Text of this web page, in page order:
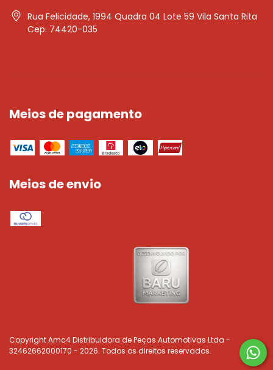
Rua Felicidade, 1994 Quadra 04 Lote 59 Vila Santa Rita
Cep: 74420-035
Meios de pagamento
Meios de envio
Copyright Amc4 Distribuidora de Peças Automotivas Ltda -
32462662000170 - 2026. Todos os direitos reservados.